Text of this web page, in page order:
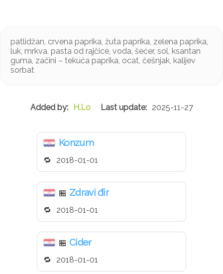
patlidžan, crvena paprika, žuta paprika, zelena paprika,
luk, mrkva, pasta od rajčice, voda, šećer, sol, ksantan
guma, začini – tekuća paprika, ocat, češnjak, kalijev
sorbat
H.Lo 2025-11-27
Konzum
2018-01-01
🏪 Zdravi đir
2018-01-01
🏪 Cider
2018-01-01